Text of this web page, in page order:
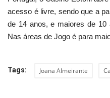
acesso é livre, sendo que a
de 14 anos, e maiores de 10
Nas áreas de Jogo é para
Tags: Joana Almeirante